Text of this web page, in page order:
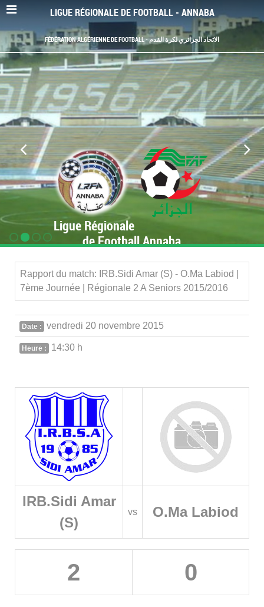
LIGUE RÉGIONALE DE FOOTBALL - ANNABA
FÉDÉRATION ALGÉRIENNE DE FOOTBALL - الاتحاد الجزائري لكرة القدم
Ligue Régionale
de Football Annaba
Rapport du match: IRB.Sidi Amar (S) - O.Ma Labiod |
7ème Journée | Régionale 2 A Seniors 2015/2016
Date : vendredi 20 novembre 2015
Heure : 14:30 h
IRB.Sidi Amar
(S)
vs O.Ma Labiod
2 0